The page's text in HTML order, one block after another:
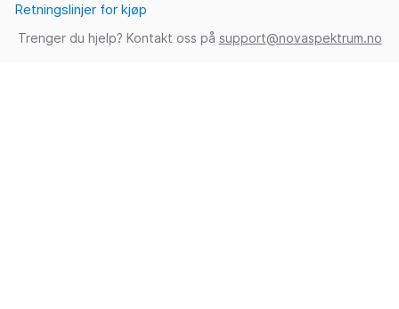
Retningslinjer for kjøp
Trenger du hjelp? Kontakt oss på support@novaspektrum.no